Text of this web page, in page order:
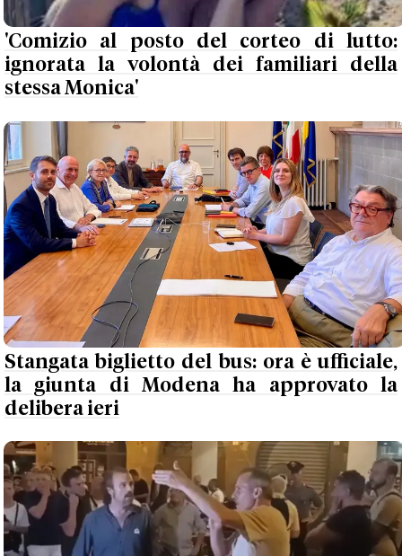
'Comizio al posto del corteo di lutto:
ignorata la volontà dei familiari della
stessa Monica'
Stangata biglietto del bus: ora è ufficiale,
la giunta di Modena ha approvato la
delibera ieri